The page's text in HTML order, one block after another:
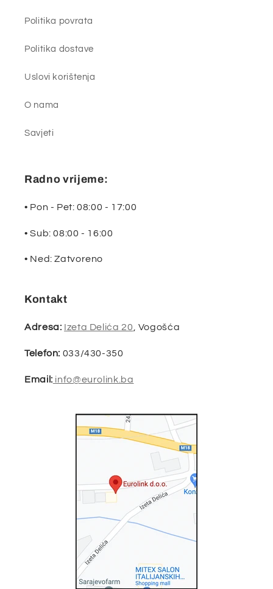
Politika povrata
Politika dostave
Uslovi korištenja
O nama
Savjeti
Radno vrijeme:
• Pon - Pet: 08:00 - 17:00
• Sub: 08:00 - 16:00
• Ned: Zatvoreno
Kontakt
Adresa: Izeta Delića 20, Vogošća
Telefon: 033/430-350
Email: info@eurolink.ba